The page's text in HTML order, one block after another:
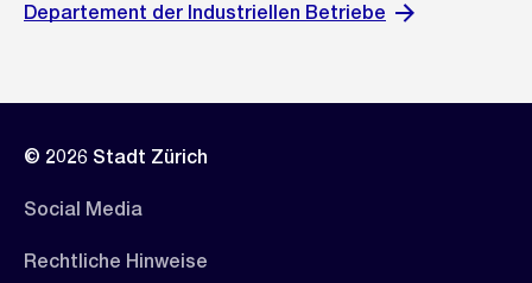
Departement der Industriellen Betriebe
© 2026 Stadt Zürich
Social Media
Rechtliche Hinweise